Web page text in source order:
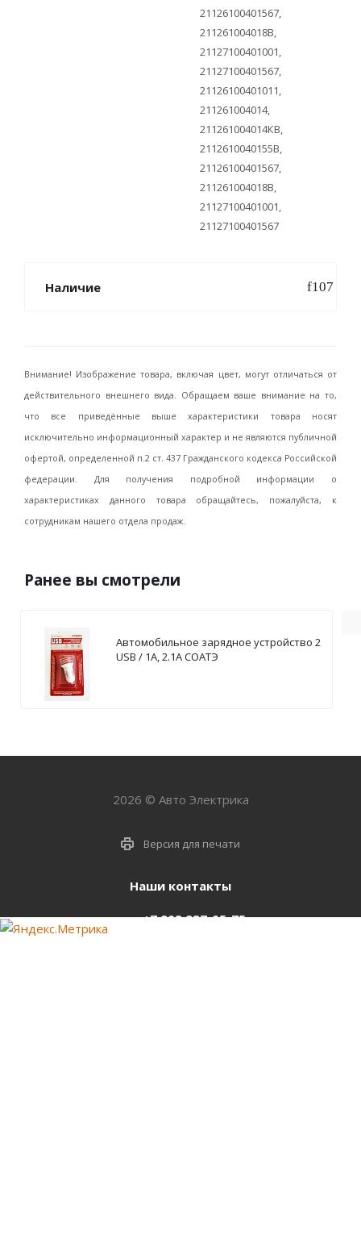
21126100401567,
211261004018B,
21127100401001,
21127100401567,
21126100401011,
211261004014,
211261004014КB,
2112610040155B,
21126100401567,
211261004018B,
21127100401001,
21127100401567
Наличие
Внимание! Изображение товара, включая цвет, могут отличаться от
действительного внешнего вида. Обращаем ваше внимание на то,
что все приведённые выше характеристики товара носят
исключительно информационный характер и не являются публичной
офертой, определенной п.2 ст. 437 Гражданского кодекса Российской
федерации. Для получения подробной информации о
характеристиках данного товара обращайтесь, пожалуйста, к
сотрудникам нашего отдела продаж.
Ранее вы смотрели
Автомобильное зарядное устройство 2
USB / 1А, 2.1А СОАТЭ
2026 © Авто Электрика
Версия для печати
Наши контакты
+7 903 937-05-75